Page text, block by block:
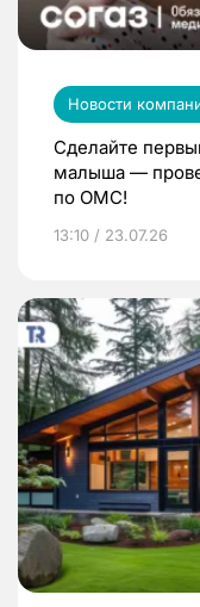
Новости
Сделайте
малыша —
по ОМС!
13:10 / 23.07.26